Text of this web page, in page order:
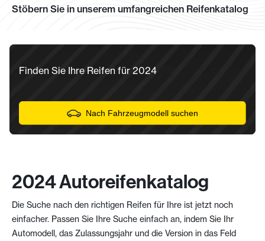
Stöbern Sie in unserem umfangreichen Reifenkatalog
Finden Sie Ihre Reifen für 2024
Nach Fahrzeugmodell suchen
2024 Autoreifenkatalog
Die Suche nach den richtigen Reifen für Ihre ist jetzt noch
einfacher. Passen Sie Ihre Suche einfach an, indem Sie Ihr
Automodell, das Zulassungsjahr und die Version in das Feld